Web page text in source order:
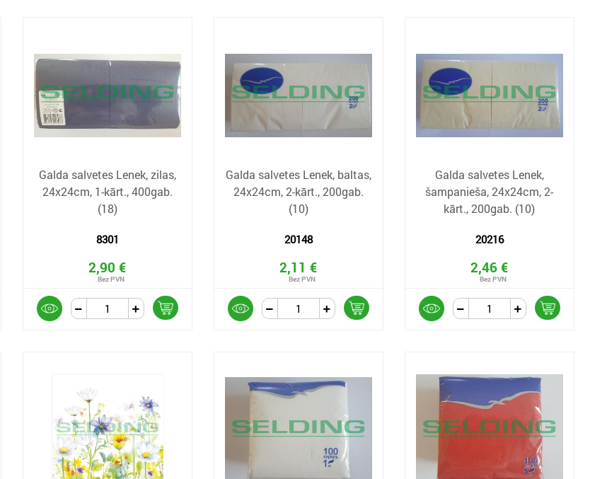
Galda salvetes Lenek, zilas,
24x24cm, 1-kārt., 400gab.
(18)
8301
2,90 €
Galda salvetes Lenek, baltas,
24x24cm, 2-kārt., 200gab.
(10)
20148
2,11 €
Galda salvetes Lenek,
šampanieša, 24x24cm, 2-
kārt., 200gab. (10)
20216
2,46 €